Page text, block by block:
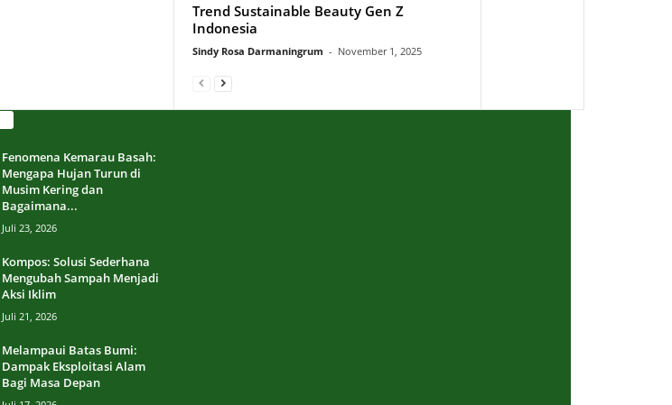
Trend Sustainable Beauty Gen Z
Indonesia
Sindy Rosa Darmaningrum - November 1, 2025
Fenomena Kemarau Basah:
Mengapa Hujan Turun di
Musim Kering dan
Bagaimana...
Juli 23, 2026
Kompos: Solusi Sederhana
Mengubah Sampah Menjadi
Aksi Iklim
Juli 21, 2026
Melampaui Batas Bumi:
Dampak Eksploitasi Alam
Bagi Masa Depan